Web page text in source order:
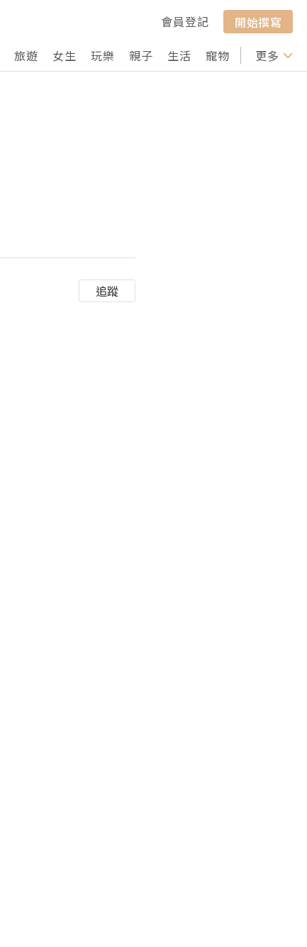
會員登記
開始撰寫
旅遊 女生 玩樂 親子 生活 寵物 行山 打卡
更多
追蹤